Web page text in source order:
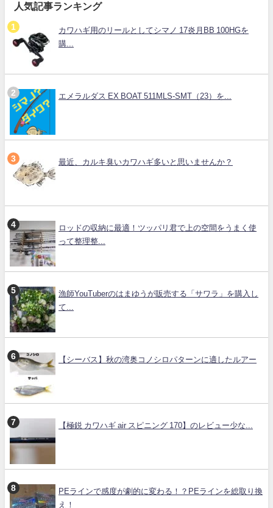
人気記事ランキング
カワハギ用のリールとしてシマノ 17炎月BB 100HGを
購...
エメラルダス EX BOAT 511MLS-SMT（23）を...
最近、カルキ臭いカワハギ多いと思いませんか？
ロッドの収納に最適！ツッパリ君で上の空間をうまく使
って整理整...
漁師YouTuberのはまゆうが販売する「サワラ」を購入し
て...
【シーバス】秋の湾奥コノシロパターンに適したルアー
【極鋭 カワハギ air スピニング 170】のレビュー少な...
PEラインで感度が劇的に変わる！？PEラインを総取り換
え！